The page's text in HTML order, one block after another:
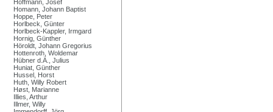
Hoffmann, Josef
Homann, Johann Baptist
Hoppe, Peter
Horlbeck, Günter
Horlbeck-Kappler, Irmgard
Hornig, Günther
Höroldt, Johann Gregorius
Hottenroth, Woldemar
Hübner d.Ä., Julius
Huniat, Günther
Hussel, Horst
Huth, Willy Robert
Høst, Marianne
Illies, Arthur
Illmer, Willy